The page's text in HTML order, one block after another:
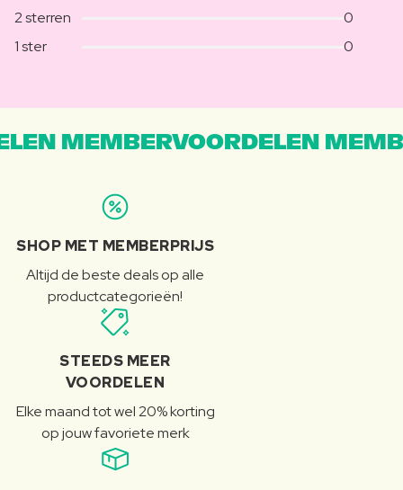
2 sterren
0
1 ster
0
MEMBERVOORDELEN
SHOP MET MEMBERPRIJS
Altijd de beste deals op alle
productcategorieën!
STEEDS MEER
VOORDELEN
Elke maand tot wel 20% korting
op jouw favoriete merk